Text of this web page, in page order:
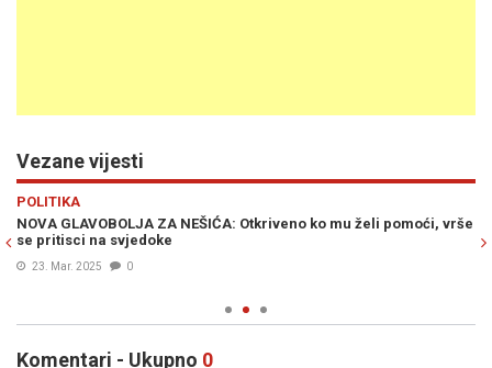
Vezane vijesti
POLITIKA
NOVA GLAVOBOLJA ZA NEŠIĆA: Otkriveno ko mu želi pomoći, vrše
se pritisci na svjedoke
23. Mar. 2025 0
Komentari - Ukupno 0